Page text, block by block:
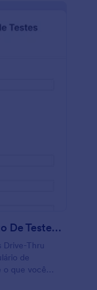
Formulário De Agendamento De Testes Em Drive Thru
Drive-Thru
de
o que você